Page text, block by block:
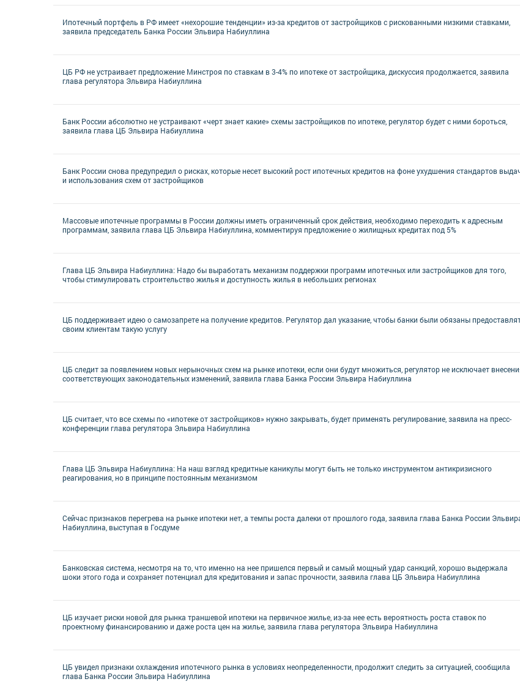
Ипотечный портфель в РФ имеет «нехорошие тенденции» из-за кредитов от застройщиков с рискованными низкими ставками,
заявила председатель Банка России Эльвира Набиуллина
ЦБ РФ не устраивает предложение Минстроя по ставкам в 3-4% по ипотеке от застройщика, дискуссия продолжается, заявила
глава регулятора Эльвира Набиуллина
Банк России абсолютно не устраивают «черт знает какие» схемы застройщиков по ипотеке, регулятор будет с ними бороться,
заявила глава ЦБ Эльвира Набиуллина
Банк России снова предупредил о рисках, которые несет высокий рост ипотечных кредитов на фоне ухудшения стандартов
и использования схем от застройщиков
Массовые ипотечные программы в России должны иметь ограниченный срок действия, необходимо переходить к адресным
программам, заявила глава ЦБ Эльвира Набиуллина, комментируя предложение о жилищных кредитах под 5%
Глава ЦБ Эльвира Набиуллина: Надо бы выработать механизм поддержки программ ипотечных или застройщиков для того,
чтобы стимулировать строительство жилья и доступность жилья в небольших регионах
ЦБ поддерживает идею о самозапрете на получение кредитов. Регулятор дал указание, чтобы банки были обязаны
своим клиентам такую услугу
ЦБ следит за появлением новых нерыночных схем на рынке ипотеки, если они будут множиться, регулятор не исключает
соответствующих законодательных изменений, заявила глава Банка России Эльвира Набиуллина
ЦБ считает, что все схемы по «ипотеке от застройщиков» нужно закрывать, будет применять регулирование, заявила на пресс-
конференции глава регулятора Эльвира Набиуллина
Глава ЦБ Эльвира Набиуллина: На наш взгляд кредитные каникулы могут быть не только инструментом антикризисного
реагирования, но в принципе постоянным механизмом
Сейчас признаков перегрева на рынке ипотеки нет, а темпы роста далеки от прошлого года, заявила глава Банка России
Набиуллина, выступая в Госдуме
Банковская система, несмотря на то, что именно на нее пришелся первый и самый мощный удар санкций, хорошо выдержала
шоки этого года и сохраняет потенциал для кредитования и запас прочности, заявила глава ЦБ Эльвира Набиуллина
ЦБ изучает риски новой для рынка траншевой ипотеки на первичное жилье, из-за нее есть вероятность роста ставок по
проектному финансированию и даже роста цен на жилье, заявила глава регулятора Эльвира Набиуллина
ЦБ увидел признаки охлаждения ипотечного рынка в условиях неопределенности, продолжит следить за ситуацией, сообщила
глава Банка России Эльвира Набиуллина